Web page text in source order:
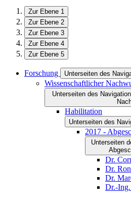
Zur Ebene 1
Zur Ebene 2
Zur Ebene 3
Zur Ebene 4
Zur Ebene 5
Forschung Unterseiten des
Wissenschaftlicher
Unterseiten des
Habilitation
Unterseiten des
2017 -
Unterseiten
Dr.
Dr.
Dr.
Dr.-Ing.